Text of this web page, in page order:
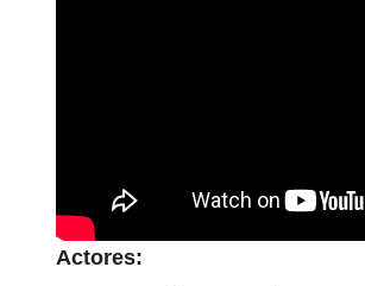
Actores: